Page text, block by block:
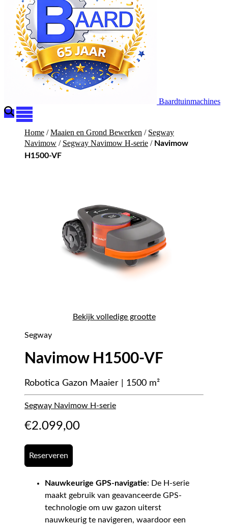
Baardtuinmachines
Home /Maaien en Grond Bewerken / Segway
Navimow / Segway Navimow H-serie / Navimow
H1500-VF
Bekijk volledige grootte
Segway
Navimow H1500-VF
Robotica Gazon Maaier | 1500 m²
Segway Navimow H-serie
€2.099,00
Reserveren
Nauwkeurige GPS-navigatie: De H-serie
maakt gebruik van geavanceerde GPS-
technologie om uw gazon uiterst
nauwkeurig te navigeren, waardoor een